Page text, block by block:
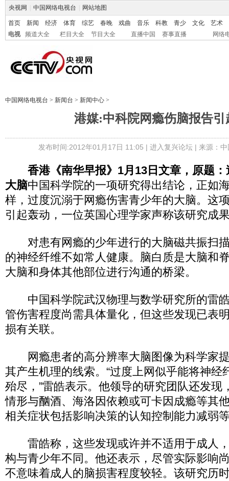
央视网 中国网络电视台 网站地图
首页 新闻 经济 体育 综艺 春晚 戏曲 音乐 科教 青少 文化
艺术
电视
频道大全 栏目大全 节目大全 直播中国 赛事直播 网络
中国网络电视台 > 新闻台 > 新闻中心 >
港媒:中科院网瘾伤脑报告引
发布时间:2012年01月17日 11:05 | 进入复兴论坛| 来源：
香港《南华早报》1月13日文章，原题
大脑中国科学院的一项研究得出结论，正如
样，过度沉溺于网瘾伤害青少年的大脑。这
引起轰动，一位英国心理学家声称该研究成
对患有网瘾的少年进行的大脑磁共振扫
的神经纤维不如常人健康。脑白质是大脑和
大脑和身体其他部位进行沟通的桥梁。
中国科学院武汉物理与数学研究所的雷
管伤害程度尚需具体量化，但这些发现已表
损有关联。
网瘾患者的高分辨率大脑图像为科学家
其产生机理的线索。“过度上网似乎能将神经
殆尽，”雷皓表示。他领导的研究团队还发现
情形与酗酒、海洛因依赖或可卡因成瘾等其
相关症状包括影响决策的认知控制能力减弱
雷皓称，这些发现或许并不适用于成人
构与青少年不同。他还表示，尽管实际影响
不意味着成人的脑损害程度较轻。该研究历